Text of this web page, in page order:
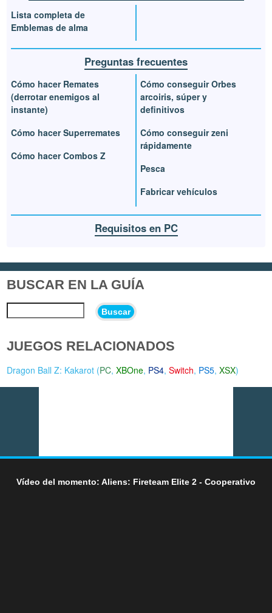
Lista completa de
Emblemas de alma
Preguntas frecuentes
Cómo hacer Remates
(derrotar enemigos al
instante)
Cómo hacer Superremates
Cómo hacer Combos Z
Cómo conseguir Orbes
arcoiris, súper y
definitivos
Cómo conseguir zeni
rápidamente
Pesca
Fabricar vehículos
Requisitos en PC
BUSCAR EN LA GUÍA
Buscar
JUEGOS RELACIONADOS
Dragon Ball Z: Kakarot (PC,XBOne, PS4,Switch, PS5,XSX)
Vídeo del momento: Aliens: Fireteam Elite 2 - Cooperativo